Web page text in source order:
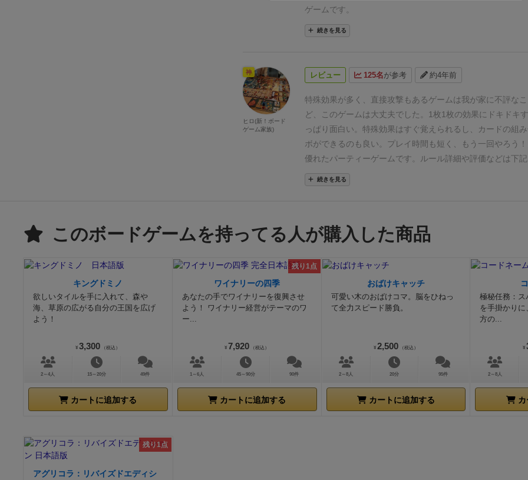
ゲームです。
続きを見る
レビュー 125名が参考 約4年前
特殊効果が多く、直接攻撃もあるゲームは我が家に不評な
ど、このゲームは大丈夫でした。 1枚1枚の効果にドキドキ
っぱり面白い。特殊効果はすぐ覚えられるし、カードの組
ボができるのも良い。 プレイ時間も短く、もう一回やろう
優れたパーティーゲームです。
ルール詳細や評価などは下記
続きを見る
神
ヒロ(新！ボード
ゲーム家族)
このボードゲームを持ってる人が購入した商品
キングドミノ
欲しいタイルを手に入れて、森や
海、草原の広がる自分の王国を広げ
よう！
¥ 3,300 （税込）
2～4人 15～20分 49件
カートに追加する
残り1点
ワイナリーの四季
あなたの手でワイナリーを復興させ
よう！ ワイナリー経営がテーマのワ
ー...
¥ 7,920 （税込）
1～6人 45～90分 90件
カートに追加する
おばけキャッチ
可愛い木のおばけコマ。脳をひねっ
て全力スピード勝負。
¥ 2,500 （税込）
2～8人 20分 95件
カートに追加する
極秘任務：ス
を手掛かり
方の...
¥
2～8人
カ
残り1点
アグリコラ：リバイズドエディシ